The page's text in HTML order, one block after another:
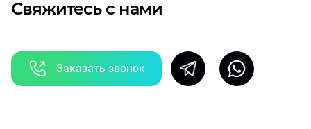
Свяжитесь с нами
Заказать звонок